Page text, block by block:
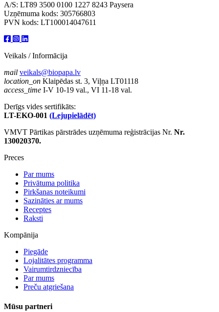
A/S: LT89 3500 0100 1227 8243 Paysera
Uzņēmuma kods: 305766803
PVN kods: LT100014047611
Veikals / Informācija
mail veikals@biopapa.lv
location_on Klaipēdas st. 3, Viļņa LT01118
access_time I-V 10-19 val., VI 11-18 val.
Derīgs vides sertifikāts:
LT-EKO-001 (Lejupielādēt)
VMVT Pārtikas pārstrādes uzņēmuma reģistrācijas Nr. Nr.
130020370.
Preces
Par mums
Privātuma politika
Pirkšanas noteikumi
Sazināties ar mums
Receptes
Raksti
Kompānija
Piegāde
Lojalitātes programma
Vairumtirdzniecība
Par mums
Preču atgriešana
Mūsu partneri